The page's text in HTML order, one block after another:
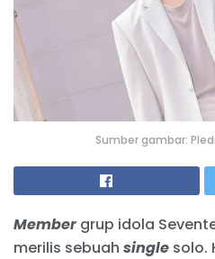
Sumber gambar:
Membergrup idola
merilis sebuah single solo.